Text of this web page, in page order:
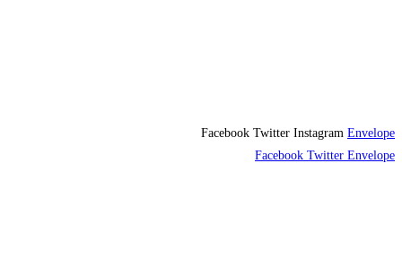
Facebook Twitter Instagram Envelope
Facebook Twitter Envelope